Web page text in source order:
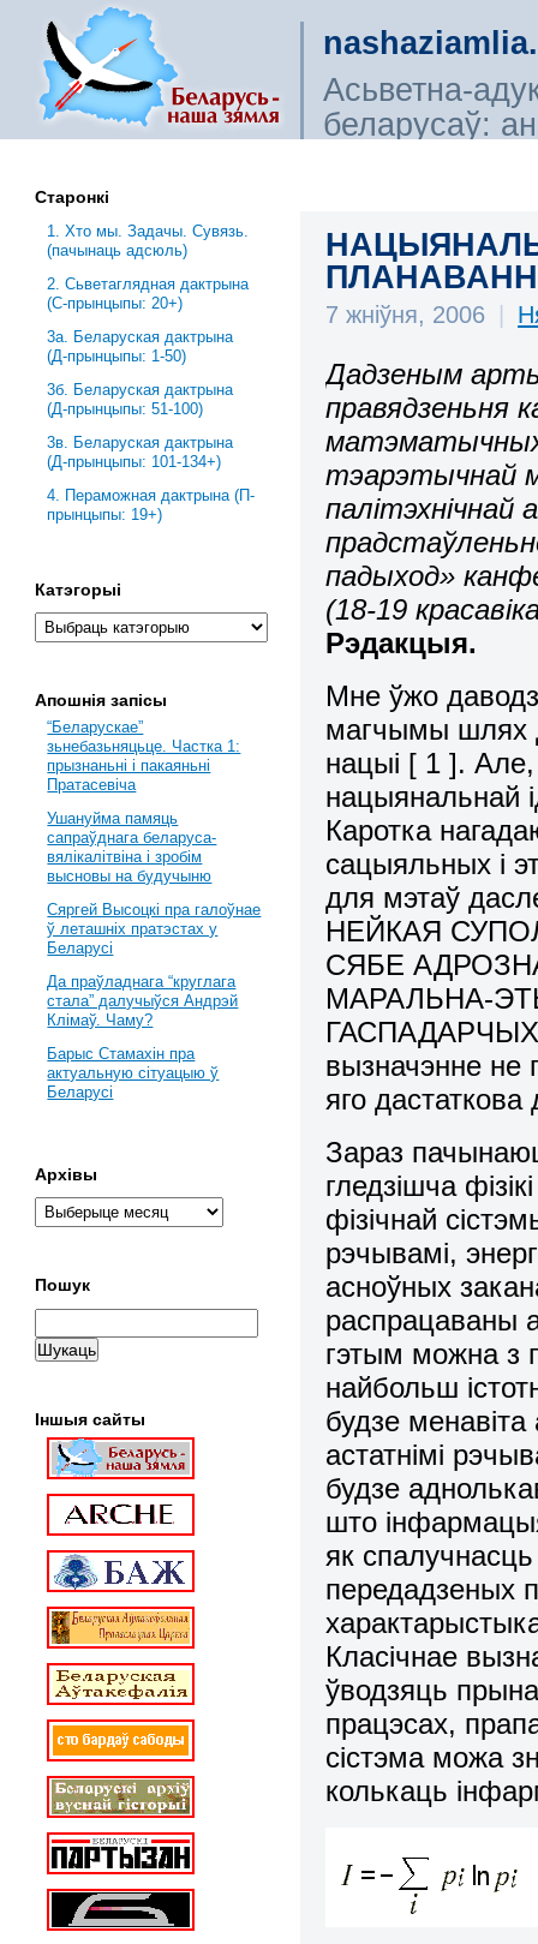
Асьветна-
беларусаў:
7 жніўня, 2006 |
Дадзеным
правядзеньня
тэарэтычнай
палітэхнічнай
падыход»
(18-19
Рэдакцыя.
Мне ўжо
магчымы шлях
нацыі [ 1 ]. Але,
нацыянальнай
Каротка
сацыяльных і
для мэтаў
НЕЙКАЯ
СЯБЕ
МАРАЛЬНА-
ГАСПАДАРЧЫХ
вызначэнне не
яго дастаткова
Зараз
гледзішча
фізічнай
рэчывамі,
асноўных
распрацаваны
гэтым можна з
найбольш
будзе
астатнімі
будзе
што
як
передадзеных
Класічнае
ўводзяць
працэсах,
сістэма можа
колькаць
Старонкі
1. Хто мы. Задачы. Сувязь.
(пачынаць адсюль)
2. Сьветаглядная дактрына
(С-прынцыпы: 20+)
3a. Беларуская дактрына
(Д-прынцыпы: 1-50)
3б. Беларуская дактрына
(Д-прынцыпы: 51-100)
3в. Беларуская дактрына
(Д-прынцыпы: 101-134+)
4. Пераможная дактрына (П-
прынцыпы: 19+)
Катэгорыі
Апошнія запісы
“Беларускае”
зьнебазьняцьце. Частка 1:
прызнаньні і пакаяньні
Пратасевіча
Ушануйма памяць
сапраўднага беларуса-
вялікалітвіна і зробім
высновы на будучыню
Сяргей Высоцкі пра галоўнае
ў леташніх пратэстах у
Беларусі
Да праўладнага “круглага
стала” далучыўся Андрэй
Клімаў. Чаму?
Барыс Стамахін пра
актуальную сітуацыю ў
Беларусі
Архівы
Пошук
Іншыя сайты